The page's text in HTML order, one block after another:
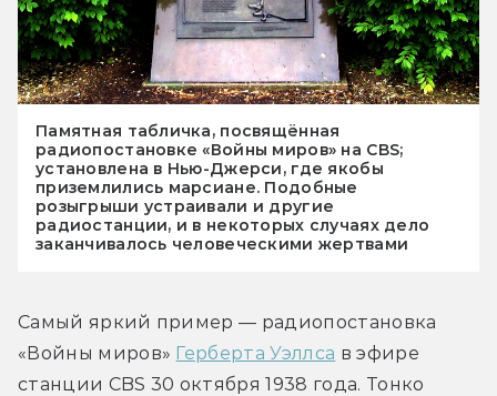
Памятная табличка, посвящённая
радиопостановке «Войны миров» на CBS;
установлена в Нью-Джерси, где якобы
приземлились марсиане. Подобные
розыгрыши устраивали и другие
радиостанции, и в некоторых случаях дело
заканчивалось человеческими жертвами
Самый яркий пример — радиопостановка
«Войны миров» Герберта Уэллса в эфире
станции CBS 30 октября 1938 года. Тонко